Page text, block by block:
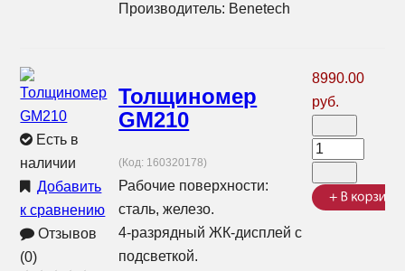
Производитель: Benetech
Есть в
наличии
Добавить
к сравнению
Отзывов
(0)
Толщиномер
GM210
(Код: 160320178)
Рабочие поверхности:
сталь, железо.
4-разрядный ЖК-дисплей с
подсветкой.
8990.00
руб.